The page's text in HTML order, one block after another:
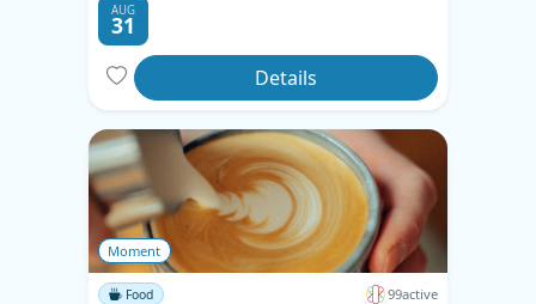
AUG
31
Details
Moment
Food 99active